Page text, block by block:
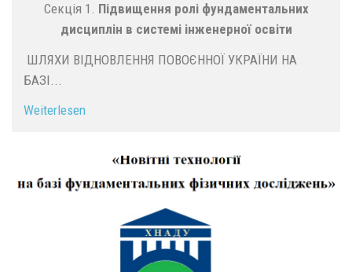
Секція 1. Підвищення ролі фундаментальних
дисциплін в системі інженерної освіти
ШЛЯХИ ВІДНОВЛЕННЯ ПОВОЄННОЇ УКРАЇНИ НА
БАЗІ...
Weiterlesen